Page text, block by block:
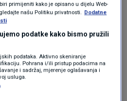
primijeniti kako je opisano u dijelu Web-
našu Politiku privatnosti. Dodatne
podatke kako bismo pružili
podataka. Aktivno skeniranje
Pohrana i/ili pristup podacima na
i sadržaj, mjerenje oglašavanja i
usluga.